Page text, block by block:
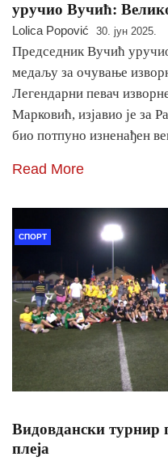
уручио Вучић:
Lolica Popović 30. јун 2025.
Председник Вучић
медаљу за очување
Легендарни певач
Марковић, изјавио је за
био потпуно изненађен
Read More
СПОРТ
Видовдански турнир
плеја